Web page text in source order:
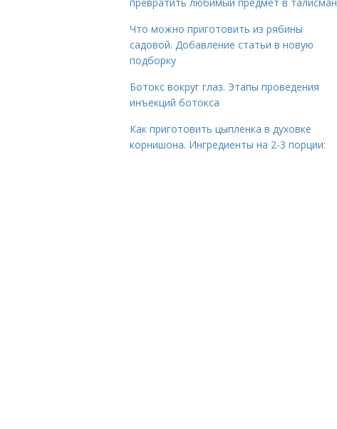
Что можно приготовить из рябины
садовой. Добавление статьи в новую
подборку
Ботокс вокруг глаз. Этапы проведения
инъекций ботокса
Как приготовить цыпленка в духовке
корнишона. Ингредиенты на 2-3 порции: